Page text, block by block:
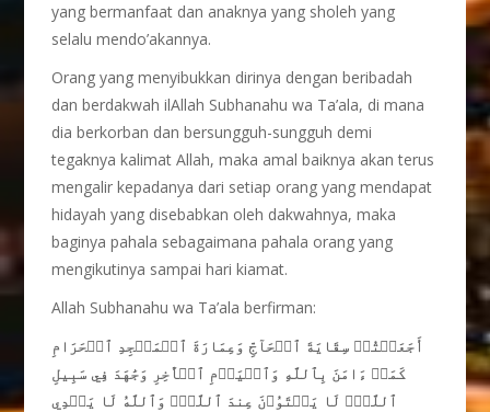
yang bermanfaat dan anaknya yang sholeh yang
selalu mendo’akannya.
Orang yang menyibukkan dirinya dengan beribadah
dan berdakwah ilAllah Subhanahu wa Ta’ala, di mana
dia berkorban dan bersungguh-sungguh demi
tegaknya kalimat Allah, maka amal baiknya akan terus
mengalir kepadanya dari setiap orang yang mendapat
hidayah yang disebabkan oleh dakwahnya, maka
baginya pahala sebagaimana pahala orang yang
mengikutinya sampai hari kiamat.
Allah Subhanahu wa Ta’ala berfirman:
أَجَعَلۡتُمۡ سِقَايَةَ ٱلۡحَآجِّ وَعِمَارَةَ ٱلۡمَسۡجِدِ ٱلۡحَرَامِ
كَمَنۡ ءَامَنَ بِٱللَّهِ وَٱلۡيَوۡمِ ٱلۡأٓخِرِ وَجَٰهَدَ فِي سَبِيلِ
ٱللَّهِۚ لَا يَسۡتَوُۥنَ عِندَ ٱللَّهِۗ وَٱللَّهُ لَا يَهۡدِي